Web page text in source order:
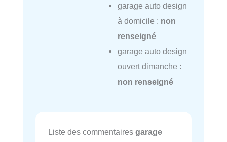
garage auto design
à domicile : non
renseigné
garage auto design
ouvert dimanche :
non renseigné
Liste des commentaires garage